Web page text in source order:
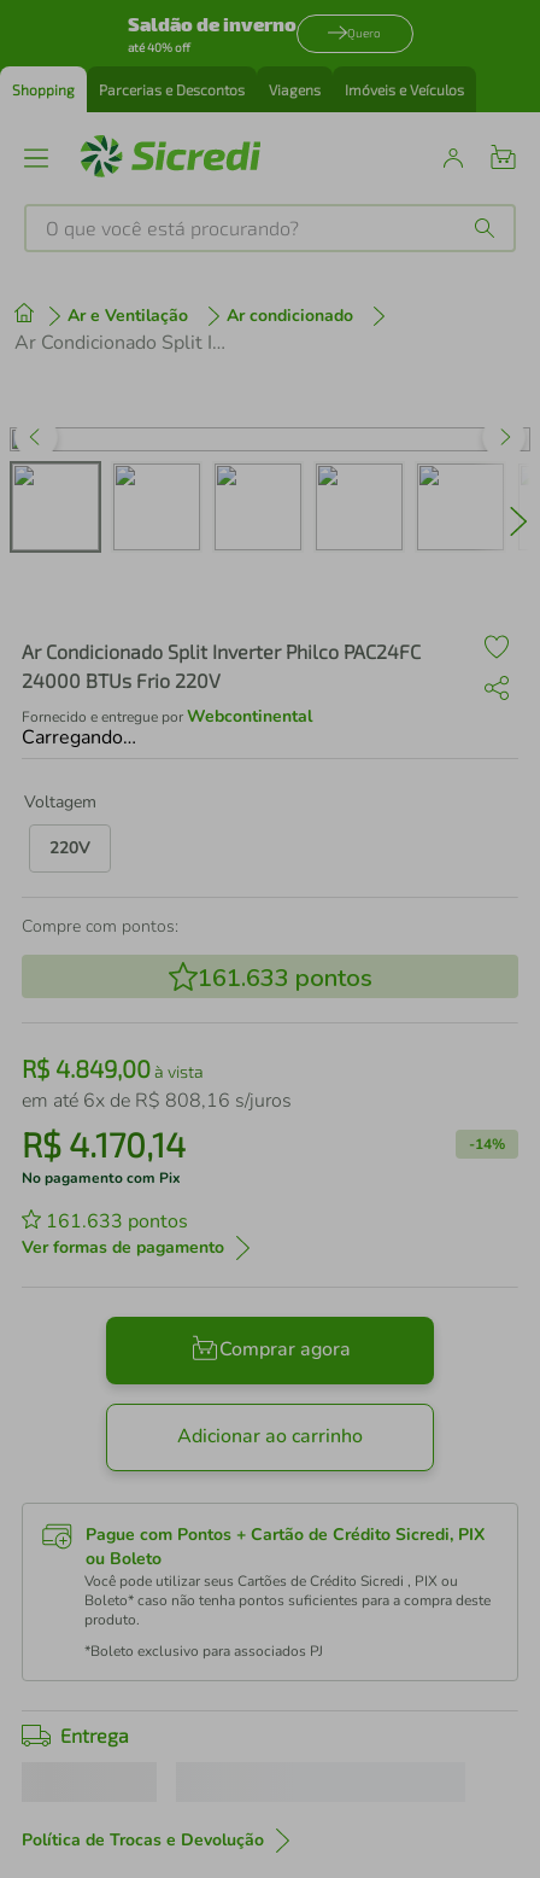
Saldão de inverno
até 40% off
Quero
Shopping Parcerias e Descontos Viagens Imóveis e Veículos
O que você está procurando?
Ar e Ventilação Ar condicionado
Ar Condicionado Split Inverter Philco PAC24FC 24000 BTUs Frio 220V
Ar Condicionado Split Inverter Philco PAC24FC
24000 BTUs Frio 220V
Fornecido e entregue porWebcontinental
Carregando…
Voltagem
220V
Compre com pontos:
161.633 pontos
R$ 4.849,00à vista
em até 6x de R$ 808,16 s/juros
R$ 4.170,14 -14%
No pagamento com Pix
161.633 pontos
Ver formas de pagamento
Comprar agora
Adicionar ao carrinho
Pague com Pontos + Cartão de Crédito Sicredi, PIX
ou Boleto
Você pode utilizar seus Cartões de Crédito Sicredi , PIX ou
Boleto* caso não tenha pontos suficientes para a compra deste
produto.
*Boleto exclusivo para associados PJ
Entrega
Política de Trocas e Devolução
1º tenis
perfume